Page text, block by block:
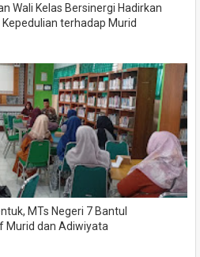
Wali Kelas Bersinergi Hadirkan
terhadap Murid
MTs Negeri 7 Bantul
Murid dan Adiwiyata